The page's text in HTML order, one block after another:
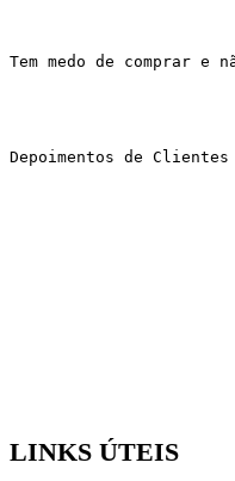
Tem medo de comprar
Depoimentos de
LINKS ÚTEIS